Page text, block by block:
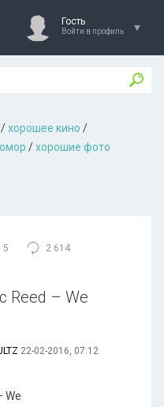
Гость
Войти в профиль
/хорошее кино /
/хорошие фото
5 2 614
Reed – We
22-02-2016, 07:12
We